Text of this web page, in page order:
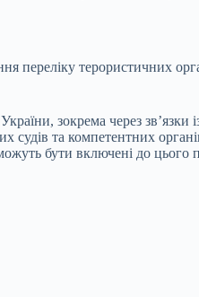
переліку терористичних
України, зокрема через
судів та компетентних
бути включені до цього